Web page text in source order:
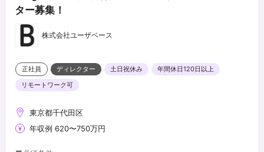
ター募集！
株式会社ユーザベース
正社員 ディレクター 土日祝休み
年間休日120日以上
リモートワーク可
東京都千代田区
年収例 620〜750万円